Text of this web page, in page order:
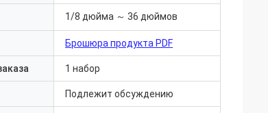
1/8 дюйма ～ 36 дюймов
Брошюра продукта PDF
1 набор
Подлежит обсуждению